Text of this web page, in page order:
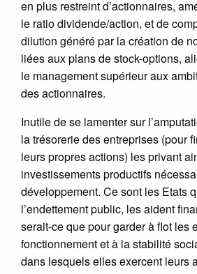
en plus restreint d’actionnaires,
le ratio dividende/action, et de
dilution généré par la création de
liées aux plans de stock-options,
le management supérieur aux
des actionnaires.
Inutile de se lamenter sur
la trésorerie des entreprises (pour
leurs propres actions) les privant
investissements productifs
développement. Ce sont les Etats
l’endettement public, les aident
serait-ce que pour garder à flot les
fonctionnement et à la stabilité
dans lesquels elles exercent leurs